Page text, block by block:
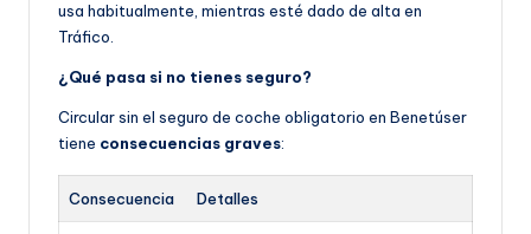
usa habitualmente, mientras esté dado de alta en
Tráfico.
¿Qué pasa si no tienes seguro?
Circular sin el seguro de coche obligatorio en Benetúser
tiene consecuencias graves:
Consecuencia Detalles